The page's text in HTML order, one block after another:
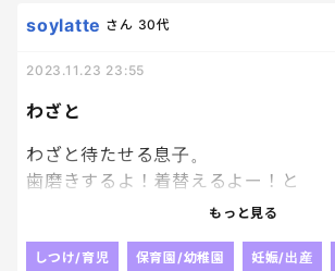
わざと
soylatte さん 30代
2023.11.23 23:55
わざと待たせる息子。
歯磨きするよ！着替えるよー！と
言っても、動かなかったり
わざと待たせる。
もっと見る
しつけ/育児 保育園/幼稚園 妊娠/出産